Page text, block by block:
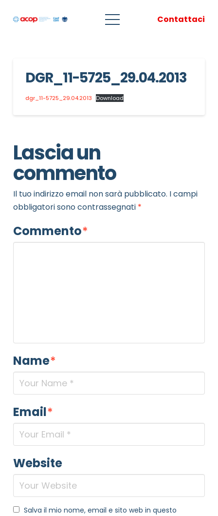
Contattaci
DGR_11-5725_29.04.2013
dgr_11-5725_29.04.2013 Download
Lascia un
commento
Il tuo indirizzo email non sarà pubblicato. I campi
obbligatori sono contrassegnati *
Commento*
Name*
Email*
Website
Salva il mio nome, email e sito web in questo